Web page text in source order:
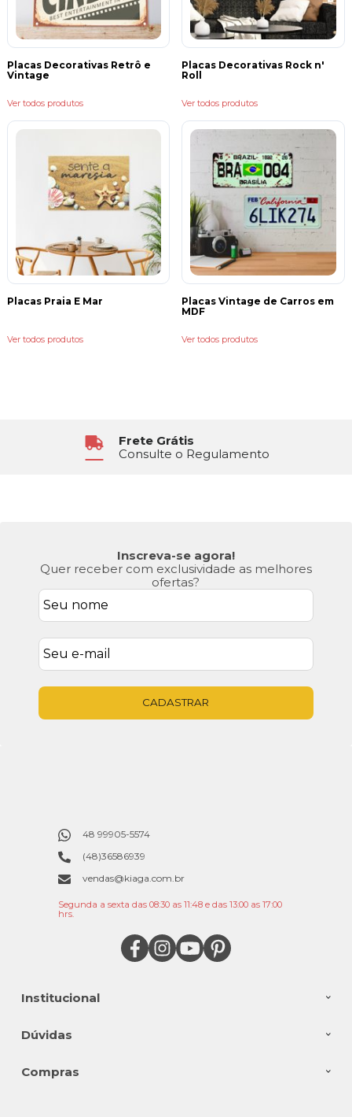
Placas Decorativas Retrô e
Vintage
Ver todos produtos
Placas Decorativas Rock n'
Roll
Ver todos produtos
Placas Praia E Mar
Ver todos produtos
Placas Vintage de Carros em
MDF
Ver todos produtos
6x Sem Juros
No Cartão de Crédito
Atendimento
Segunda à Sexta das 8h30 às 17h
Inscreva-se agora!
Quer receber com exclusividade as melhores
ofertas?
CADASTRAR
Institucional
Dúvidas
Compras
48 99905-5574
(48)36586939
vendas@kiaga.com.br
Segunda a sexta das 08:30 as 11:48 e das 13:00 as 17:00
hrs.